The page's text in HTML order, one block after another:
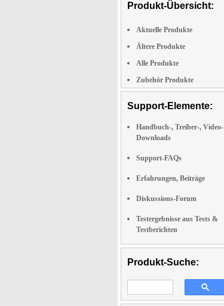
Produkt-Übersicht:
Aktuelle Produkte
Ältere Produkte
Alle Produkte
Zubehör Produkte
Support-Elemente:
Handbuch-, Treiber-, Video-
Downloads
Support-FAQs
Erfahrungen, Beiträge
Diskussions-Forum
Testergebnisse aus Tests &
Testberichten
Produkt-Suche: